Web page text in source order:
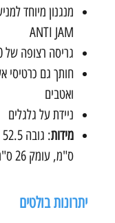
מנגנון מיוחד
ANTI JAM
גריסה רצופה של 20 דקות
חותך גם כרטיסי
ואטבים
ניידת על גלגלים
מידות
ס"מ, עומק 26 ס"מ
יתרונות בולטים